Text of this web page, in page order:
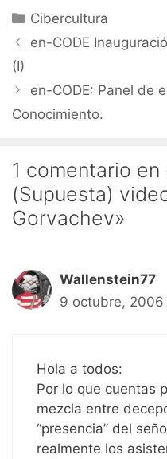
Categorías
Cibercultura
en-CODE
(I)
en-CODE: Panel de
Conocimiento.
1 comentario en
(Supuesta)
Gorvachev»
Wallenstein77
9 octubre,
Hola a todos:
Por lo que cuentas
mezcla entre
“presencia” del
realmente los